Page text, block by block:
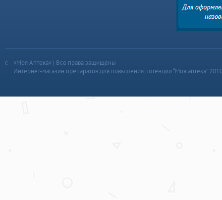
«Моя Аптека» | Все права защищены
Интернет-магазин препаратов для повышения потенции “Моя аптека”